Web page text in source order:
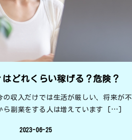
どれくらい稼げる？危険？
の収入だけでは生活が厳しい、将来が不
ら副業をする人は増えています […]
2023-06-25